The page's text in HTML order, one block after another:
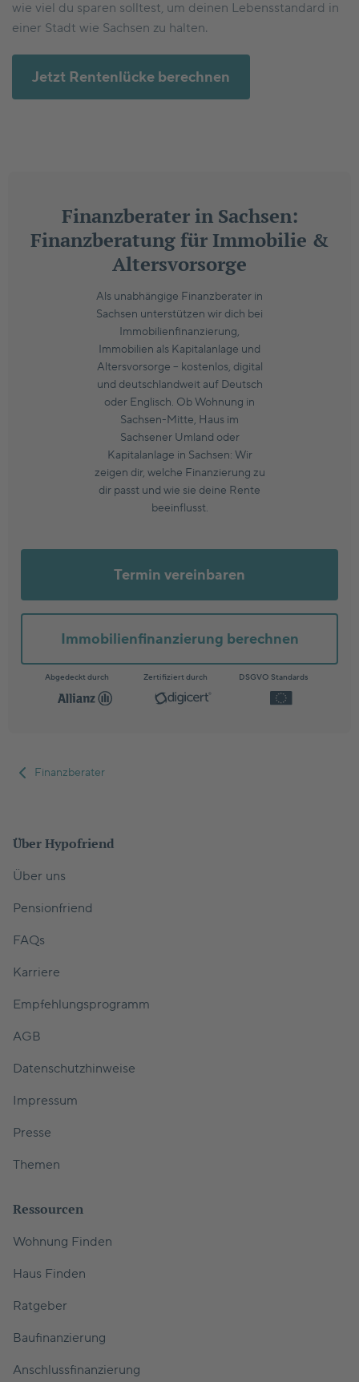
wie viel du sparen solltest, um deinen Lebensstandard in
einer Stadt wie Sachsen zu halten.
Jetzt Rentenlücke berechnen
Finanzberater in Sachsen:
Finanzberatung für Immobilie &
Altersvorsorge
Als unabhängige Finanzberater in
Sachsen unterstützen wir dich bei
Immobilienfinanzierung,
Immobilien als Kapitalanlage und
Altersvorsorge – kostenlos, digital
und deutschlandweit auf Deutsch
oder Englisch. Ob Wohnung in
Sachsen-Mitte, Haus im
Sachsener Umland oder
Kapitalanlage in Sachsen: Wir
zeigen dir, welche Finanzierung zu
dir passt und wie sie deine Rente
beeinflusst.
Termin vereinbaren
Immobilienfinanzierung berechnen
Abgedeckt durch Zertifiziert durch DSGVO Standards
Finanzberater
Über Hypofriend
Über uns
Pensionfriend
FAQs
Karriere
Empfehlungsprogramm
AGB
Datenschutzhinweise
Impressum
Presse
Themen
Ressourcen
Wohnung Finden
Haus Finden
Ratgeber
Baufinanzierung
Anschlussfinanzierung